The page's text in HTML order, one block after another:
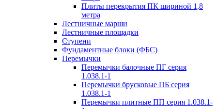
Плиты перекрытия ПК шириной 1,8
метра
Лестничные марши
Лестничные площадки
Ступени
Фундаментные блоки (ФБС)
Перемычки
Перемычки балочные ПГ серия
1.038.1-1
Перемычки брусковые ПБ серия
1.038.1-1
Перемычки плитные ПП серия 1.038.1-